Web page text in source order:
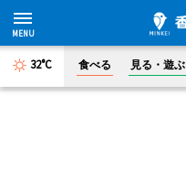
32°C 食べる 見る・遊ぶ